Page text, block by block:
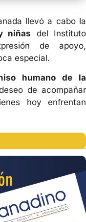
llevó a cabo la
niñas del Instituto
de apoyo,
especial.
humano de la
de acompañar
hoy enfrentan